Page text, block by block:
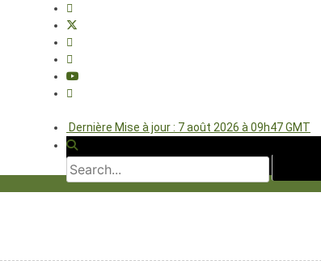
Dernière Mise à jour : 7 août 2026 à 09h47 GMT